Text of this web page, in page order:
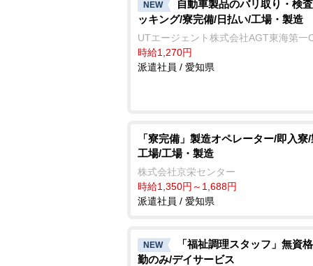
NEW
自動車製品のバリ取り・検
ッキング/寮完備/日払い/工場・製造
UTエージェント株式会社AGT東海第一
時給1,270円
派遣社員 / 愛知県
「寮完備」製造オペレーター/即入寮
工場/工場・製造
株式会社京栄センター
時給1,350円～1,688円
派遣社員 / 愛知県
NEW
「福祉調理スタッフ」無資
勤のみ/デイサービス